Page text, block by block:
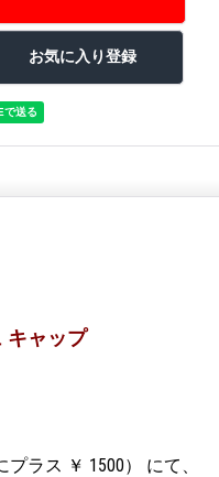
キャップ
ラス ￥ 1500） にて、